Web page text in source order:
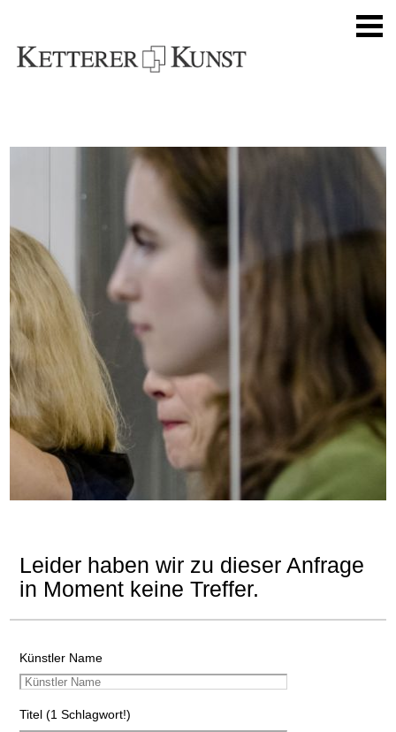
Leider haben wir zu dieser Anfrage
in Moment keine Treffer.
Künstler Name
Titel (1 Schlagwort!)